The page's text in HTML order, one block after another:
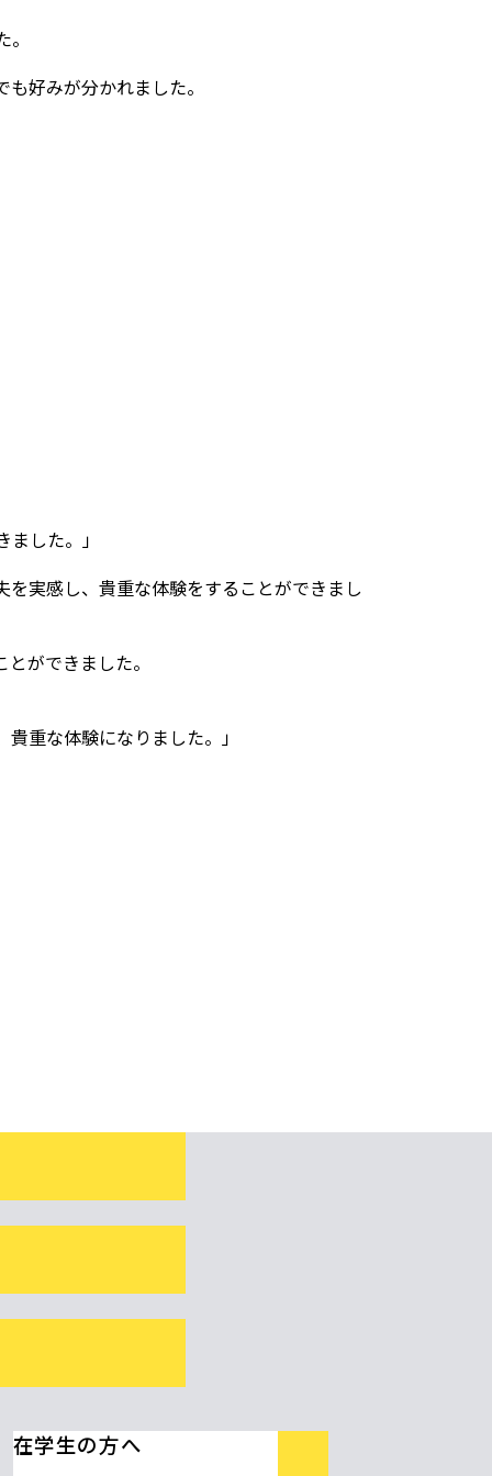
好みが分かれました。
した。」
を実感し、貴重な体験をすることができまし
ができました。
重な体験になりました。」
在学生の方へ